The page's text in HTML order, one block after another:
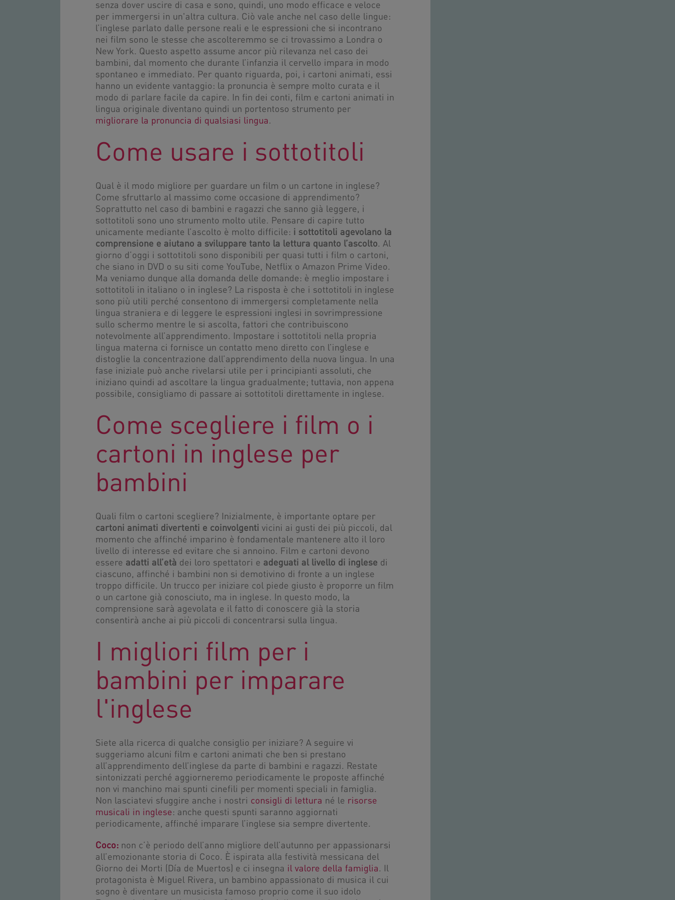
senza dover uscire di casa e sono, quindi, uno modo efficace e veloce
per immergersi in un'altra cultura. Ciò vale anche nel caso delle lingue:
l’inglese parlato dalle persone reali e le espressioni che si incontrano
nei film sono le stesse che ascolteremmo se ci trovassimo a Londra o
New York. Questo aspetto assume ancor più rilevanza nel caso dei
bambini, dal momento che durante l’infanzia il cervello impara in modo
spontaneo e immediato. Per quanto riguarda, poi, i cartoni animati, essi
hanno un evidente vantaggio: la pronuncia è sempre molto curata e il
modo di parlare facile da capire. In fin dei conti, film e cartoni animati in
lingua originale diventano quindi un portentoso strumento per
migliorare la pronuncia di qualsiasi lingua.
Come usare i sottotitoli
Qual è il modo migliore per guardare un film o un cartone in inglese?
Come sfruttarlo al massimo come occasione di apprendimento?
Soprattutto nel caso di bambini e ragazzi che sanno già leggere, i
sottotitoli sono uno strumento molto utile. Pensare di capire tutto
unicamente mediante l’ascolto è molto difficile: i sottotitoli agevolano la
comprensione e aiutano a sviluppare tanto la lettura quanto l’ascolto. Al
giorno d’oggi i sottotitoli sono disponibili per quasi tutti i film o cartoni,
che siano in DVD o su siti come YouTube, Netflix o Amazon Prime Video.
Ma veniamo dunque alla domanda delle domande: è meglio impostare i
sottotitoli in italiano o in inglese? La risposta è che i sottotitoli in inglese
sono più utili perché consentono di immergersi completamente nella
lingua straniera e di leggere le espressioni inglesi in sovrimpressione
sullo schermo mentre le si ascolta, fattori che contribuiscono
notevolmente all’apprendimento. Impostare i sottotitoli nella propria
lingua materna ci fornisce un contatto meno diretto con l’inglese e
distoglie la concentrazione dall’apprendimento della nuova lingua. In una
fase iniziale può anche rivelarsi utile per i principianti assoluti, che
iniziano quindi ad ascoltare la lingua gradualmente; tuttavia, non appena
possibile, consigliamo di passare ai sottotitoli direttamente in inglese.
Come scegliere i film o i
cartoni in inglese per
bambini
Quali film o cartoni scegliere? Inizialmente, è importante optare per
cartoni animati divertenti e coinvolgenti vicini ai gusti dei più piccoli, dal
momento che affinché imparino è fondamentale mantenere alto il loro
livello di interesse ed evitare che si annoino. Film e cartoni devono
essere adatti all’età dei loro spettatori e adeguati al livello di inglese di
ciascuno, affinché i bambini non si demotivino di fronte a un inglese
troppo difficile. Un trucco per iniziare col piede giusto è proporre un film
o un cartone già conosciuto, ma in inglese. In questo modo, la
comprensione sarà agevolata e il fatto di conoscere già la storia
consentirà anche ai più piccoli di concentrarsi sulla lingua.
I migliori film per i
bambini per imparare
l'inglese
Siete alla ricerca di qualche consiglio per iniziare? A seguire vi
suggeriamo alcuni film e cartoni animati che ben si prestano
all’apprendimento dell’inglese da parte di bambini e ragazzi. Restate
sintonizzati perché aggiorneremo periodicamente le proposte affinché
non vi manchino mai spunti cinefili per momenti speciali in famiglia.
Non lasciatevi sfuggire anche i nostri consigli di lettura né le risorse
musicali in inglese: anche questi spunti saranno aggiornati
periodicamente, affinché imparare l’inglese sia sempre divertente.
Coco: non c’è periodo dell’anno migliore dell’autunno per appassionarsi
all’emozionante storia di Coco. È ispirata alla festività messicana del
Giorno dei Morti (Día de Muertos) e ci insegna il valore della famiglia. Il
protagonista è Miguel Rivera, un bambino appassionato di musica il cui
sogno è diventare un musicista famoso proprio come il suo idolo